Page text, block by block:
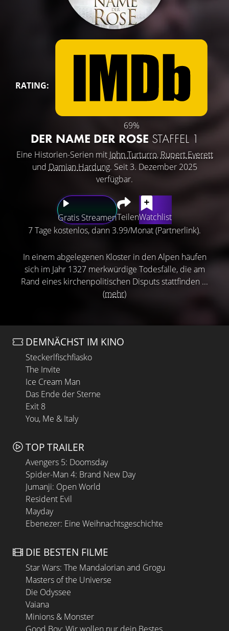
RATING:
69%
DER NAME DER ROSE STAFFEL 1
Eine Historien-Serien mit John Turturro, Rupert Everett
und Damian Hardung. Seit 3. Dezember 2025
verfügbar.
Gratis StreamenTeilenWatchlist
7 Tage kostenlos, dann 3.99/Monat (Partnerlink).
In einem abgelegenen Kloster in den Alpen häufen
sich im Jahr 1327 merkwürdige Todesfälle, die am
Rand eines kirchenpolitischen Disputs stattfinden ...
(mehr)
DEMNÄCHST IM KINO
Steckerlfischfiasko
The Invite
Ice Cream Man
Das Ende der Sterne
Exit 8
You, Me & Italy
TOP TRAILER
Avengers 5: Doomsday
Spider-Man 4: Brand New Day
Jumanji: Open World
Resident Evil
Mayday
Ebenezer: Eine Weihnachtsgeschichte
DIE BESTEN FILME
Star Wars: The Mandalorian and Grogu
Masters of the Universe
Die Odyssee
Vaiana
Minions & Monster